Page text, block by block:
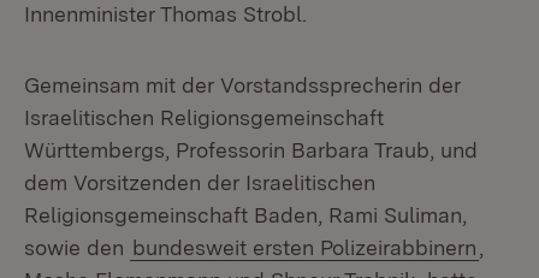
Innenminister Thomas Strobl.
Gemeinsam mit der Vorstandssprecherin der
Israelitischen Religionsgemeinschaft
Württembergs, Professorin Barbara Traub, und
dem Vorsitzenden der Israelitischen
Religionsgemeinschaft Baden, Rami Suliman,
sowie den bundesweit ersten Polizeirabbinern